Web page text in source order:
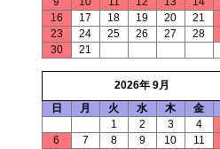
16
17 18 19 20 21
23
24 25 26 27 28
30
21
2026年 9月
日
月 火 水 木 金
1
2 3 4
6
7 8 9 10 11